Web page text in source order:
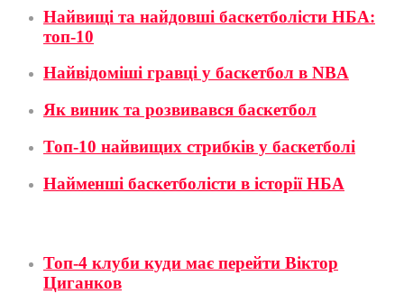
Найвищі та найдовші баскетболісти НБА:
топ-10
Найвідоміші гравці у баскетбол в NBA
Як виник та розвивався баскетбол
Топ-10 найвищих стрибків у баскетболі
Найменші баскетболісти в історії НБА
Топ-4 клуби куди має перейти Віктор
Циганков